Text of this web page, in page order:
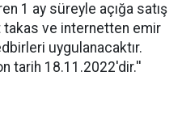
1 ay süreyle açığa satış
takas ve internetten emir
uygulanacaktır.
tarih 18.11.2022'dir.''